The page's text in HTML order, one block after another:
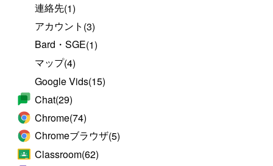
連絡先(1)
アカウント (3)
Bard・SGE(1)
マップ(4)
Google Vids(15)
Chat(29)
Chrome(74)
Chromeブラウザ(5)
Classroom(62)